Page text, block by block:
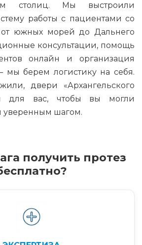
столиц. Мы выстроили
работы с пациентами со
южных морей до Дальнего
консультации, помощь
онлайн и организация
мы берем логистику на себя.
двери «Архангельского
для вас, чтобы вы могли
уверенным шагом.
получить протез